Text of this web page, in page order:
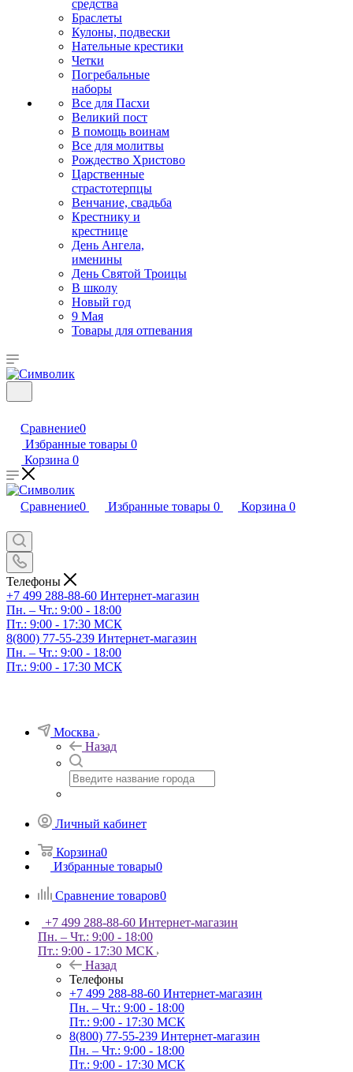
средства
Браслеты
Кулоны, подвески
Нательные крестики
Четки
Погребальные
наборы
Все для Пасхи
Великий пост
В помощь воинам
Все для молитвы
Рождество Христово
Царственные
страстотерпцы
Венчание, свадьба
Крестнику и
крестнице
День Ангела,
именины
День Святой Троицы
В школу
Новый год
9 Мая
Товары для отпевания
Сравнение0
Избранные товары 0
Корзина 0
Сравнение0 Избранные товары 0 Корзина 0
Телефоны
+7 499 288-88-60 Интернет-магазин
Пн. – Чт.: 9:00 - 18:00
Пт.: 9:00 - 17:30 МСК
8(800) 77-55-239 Интернет-магазин
Пн. – Чт.: 9:00 - 18:00
Пт.: 9:00 - 17:30 МСК
Москва
Назад
Личный кабинет
Корзина0
Избранные товары0
Сравнение товаров0
+7 499 288-88-60 Интернет-магазин
Пн. – Чт.: 9:00 - 18:00
Пт.: 9:00 - 17:30 МСК
Назад
Телефоны
+7 499 288-88-60 Интернет-магазин
Пн. – Чт.: 9:00 - 18:00
Пт.: 9:00 - 17:30 МСК
8(800) 77-55-239 Интернет-магазин
Пн. – Чт.: 9:00 - 18:00
Пт.: 9:00 - 17:30 МСК